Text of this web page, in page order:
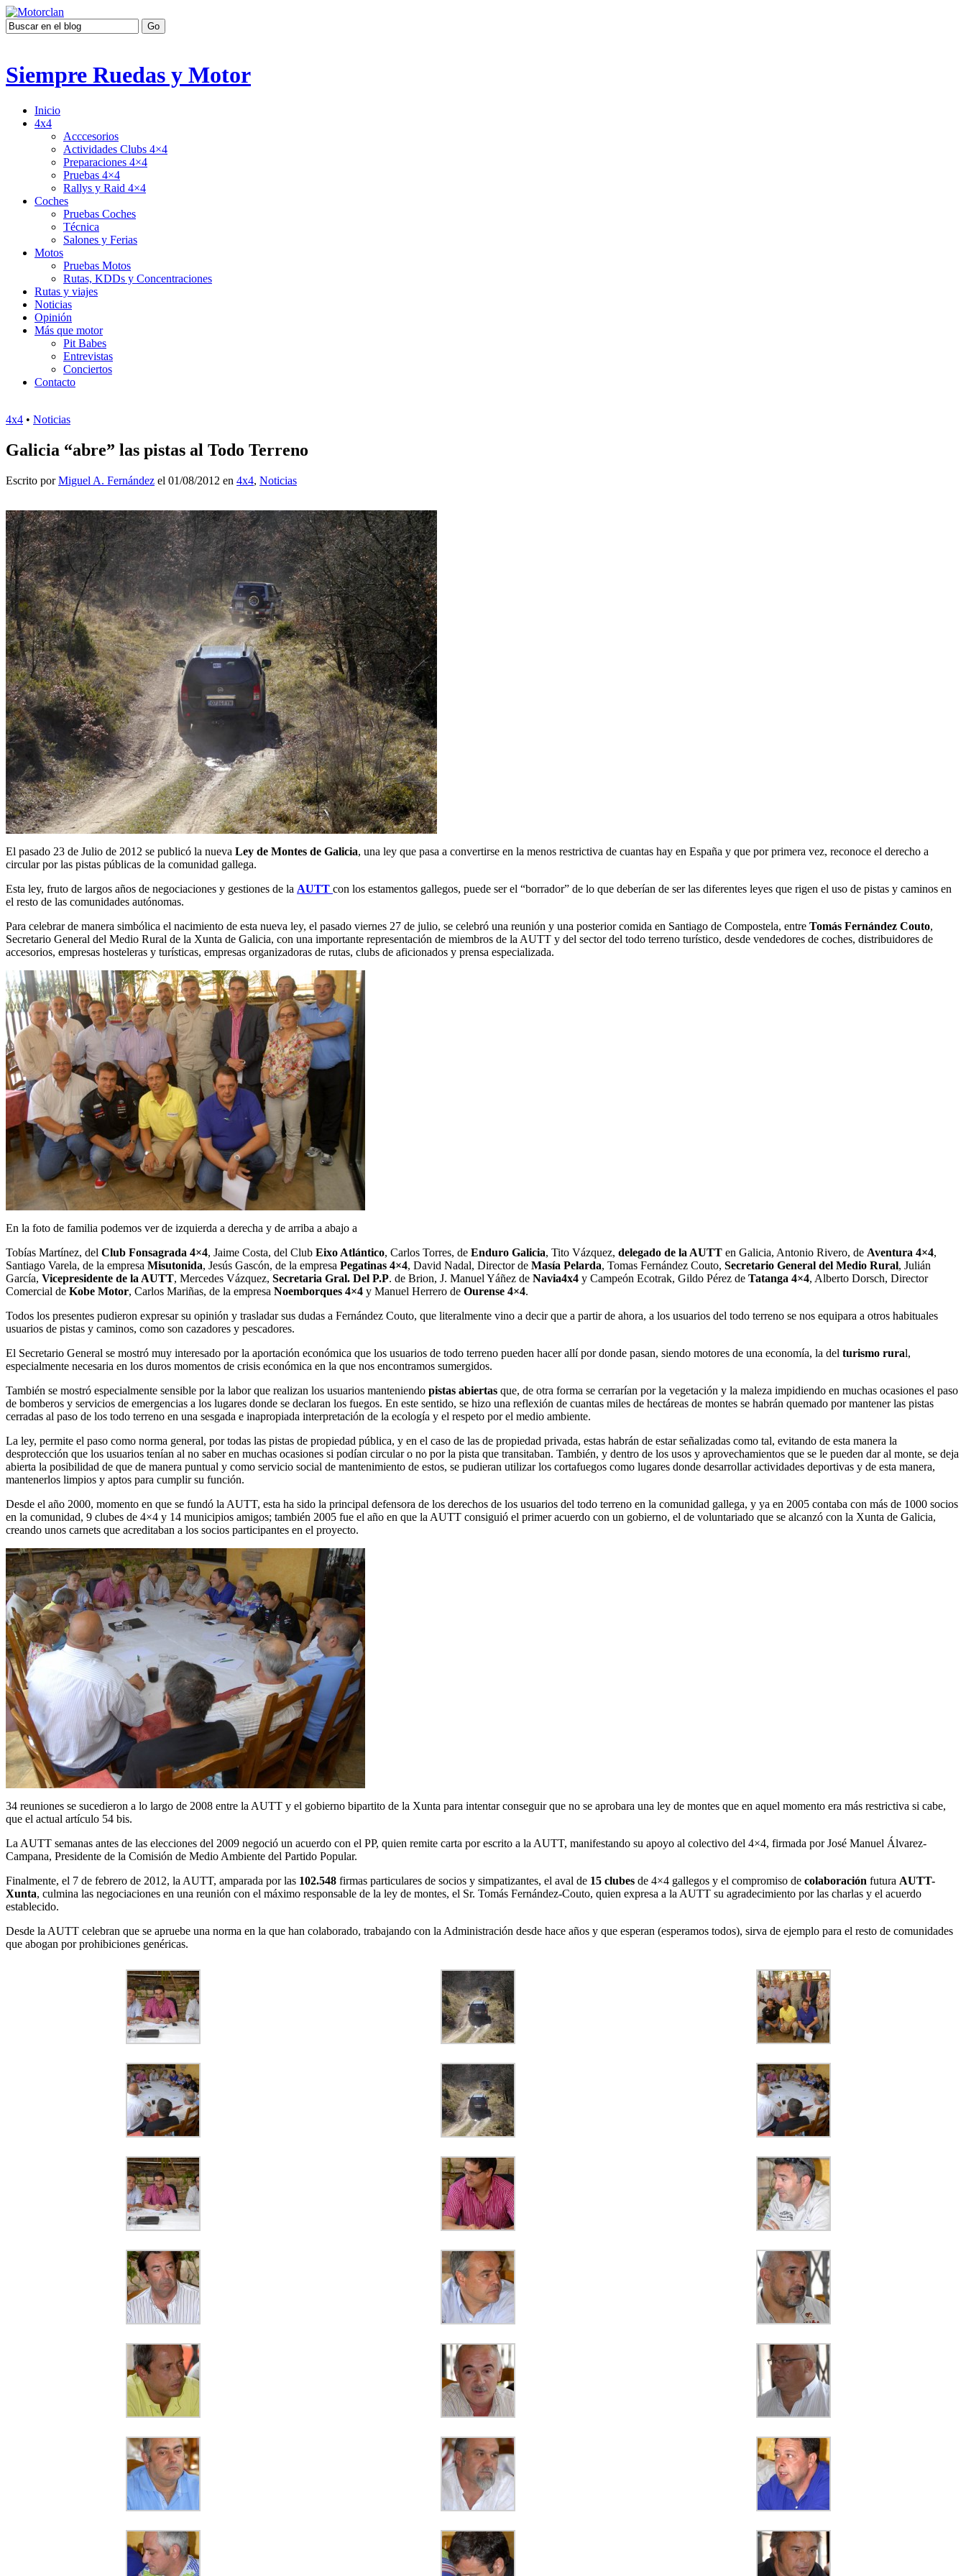
Siempre Ruedas y Motor
Inicio
4x4
Acccesorios
Actividades Clubs 4×4
Preparaciones 4×4
Pruebas 4×4
Rallys y Raid 4×4
Coches
Pruebas Coches
Técnica
Salones y Ferias
Motos
Pruebas Motos
Rutas, KDDs y Concentraciones
Rutas y viajes
Noticias
Opinión
Más que motor
Pit Babes
Entrevistas
Conciertos
Contacto
4x4 • Noticias
Galicia “abre” las pistas al Todo Terreno
Escrito porMiguel A. Fernández el 01/08/2012 en 4x4, Noticias
El pasado 23 de Julio de 2012 se publicó la nueva Ley de Montes de Galicia, una ley que pasa a convertirse en la menos restrictiva de cuantas hay en España y que por primera vez, reconoce el derecho a
circular por las pistas públicas de la comunidad gallega.
Esta ley, fruto de largos años de negociaciones y gestiones de la AUTT con los estamentos gallegos, puede ser el “borrador” de lo que deberían de ser las diferentes leyes que rigen el uso de pistas y caminos en
el resto de las comunidades autónomas.
Para celebrar de manera simbólica el nacimiento de esta nueva ley, el pasado viernes 27 de julio, se celebró una reunión y una posterior comida en Santiago de Compostela, entre Tomás Fernández Couto,
Secretario General del Medio Rural de la Xunta de Galicia, con una importante representación de miembros de la AUTT y del sector del todo terreno turístico, desde vendedores de coches, distribuidores de
accesorios, empresas hosteleras y turísticas, empresas organizadoras de rutas, clubs de aficionados y prensa especializada.
En la foto de familia podemos ver de izquierda a derecha y de arriba a abajo a
Tobías Martínez, del Club Fonsagrada 4×4, Jaime Costa, del Club Eixo Atlántico, Carlos Torres, de Enduro Galicia, Tito Vázquez, delegado de la AUTT en Galicia, Antonio Rivero, de Aventura 4×4,
Santiago Varela, de la empresa Misutonida, Jesús Gascón, de la empresa Pegatinas 4×4, David Nadal, Director de Masía Pelarda, Tomas Fernández Couto, Secretario General del Medio Rural, Julián
García, Vicepresidente de la AUTT, Mercedes Vázquez, Secretaria Gral. Del P.P. de Brion, J. Manuel Yáñez de Navia4x4 y Campeón Ecotrak, Gildo Pérez de Tatanga 4×4, Alberto Dorsch, Director
Comercial de Kobe Motor, Carlos Mariñas, de la empresa Noemborques 4×4 y Manuel Herrero de Ourense 4×4.
Todos los presentes pudieron expresar su opinión y trasladar sus dudas a Fernández Couto, que literalmente vino a decir que a partir de ahora, a los usuarios del todo terreno se nos equipara a otros habituales
usuarios de pistas y caminos, como son cazadores y pescadores.
El Secretario General se mostró muy interesado por la aportación económica que los usuarios de todo terreno pueden hacer allí por donde pasan, siendo motores de una economía, la del turismo rural,
especialmente necesaria en los duros momentos de crisis económica en la que nos encontramos sumergidos.
También se mostró especialmente sensible por la labor que realizan los usuarios manteniendo pistas abiertas que, de otra forma se cerrarían por la vegetación y la maleza impidiendo en muchas ocasiones el paso
de bomberos y servicios de emergencias a los lugares donde se declaran los fuegos. En este sentido, se hizo una reflexión de cuantas miles de hectáreas de montes se habrán quemado por mantener las pistas
cerradas al paso de los todo terreno en una sesgada e inapropiada interpretación de la ecología y el respeto por el medio ambiente.
La ley, permite el paso como norma general, por todas las pistas de propiedad pública, y en el caso de las de propiedad privada, estas habrán de estar señalizadas como tal, evitando de esta manera la
desprotección que los usuarios tenían al no saber en muchas ocasiones si podían circular o no por la pista que transitaban. También, y dentro de los usos y aprovechamientos que se le pueden dar al monte, se deja
abierta la posibilidad de que de manera puntual y como servicio social de mantenimiento de estos, se pudieran utilizar los cortafuegos como lugares donde desarrollar actividades deportivas y de esta manera,
mantenerlos limpios y aptos para cumplir su función.
Desde el año 2000, momento en que se fundó la AUTT, esta ha sido la principal defensora de los derechos de los usuarios del todo terreno en la comunidad gallega, y ya en 2005 contaba con más de 1000 socios
en la comunidad, 9 clubes de 4×4 y 14 municipios amigos; también 2005 fue el año en que la AUTT consiguió el primer acuerdo con un gobierno, el de voluntariado que se alcanzó con la Xunta de Galicia,
creando unos carnets que acreditaban a los socios participantes en el proyecto.
34 reuniones se sucedieron a lo largo de 2008 entre la AUTT y el gobierno bipartito de la Xunta para intentar conseguir que no se aprobara una ley de montes que en aquel momento era más restrictiva si cabe,
que el actual artículo 54 bis.
La AUTT semanas antes de las elecciones del 2009 negoció un acuerdo con el PP, quien remite carta por escrito a la AUTT, manifestando su apoyo al colectivo del 4×4, firmada por José Manuel Álvarez-
Campana, Presidente de la Comisión de Medio Ambiente del Partido Popular.
Finalmente, el 7 de febrero de 2012, la AUTT, amparada por las 102.548 firmas particulares de socios y simpatizantes, el aval de 15 clubes de 4×4 gallegos y el compromiso de colaboración futura AUTT-
Xunta, culmina las negociaciones en una reunión con el máximo responsable de la ley de montes, el Sr. Tomás Fernández-Couto, quien expresa a la AUTT su agradecimiento por las charlas y el acuerdo
establecido.
Desde la AUTT celebran que se apruebe una norma en la que han colaborado, trabajando con la Administración desde hace años y que esperan (esperamos todos), sirva de ejemplo para el resto de comunidades
que abogan por prohibiciones genéricas.